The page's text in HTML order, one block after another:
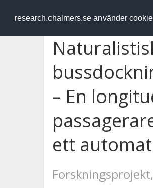
research.chalmers.se använder
RESEARCH.chalmers.se
– En
ett